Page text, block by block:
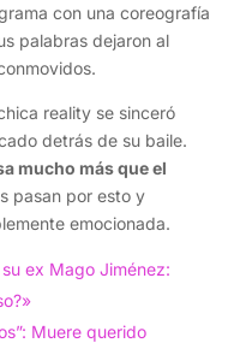
con una coreografía
palabras dejaron al
reality se sinceró
detrás de su baile.
mucho más que el
pasan por esto y
emocionada.
ex Mago Jiménez:
Muere querido